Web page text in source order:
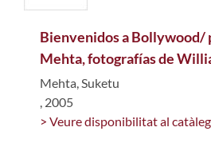
Bienvenidos a Bollywood/
Mehta, fotografías de
Mehta, Suketu
, 2005
> Veure disponibilitat al